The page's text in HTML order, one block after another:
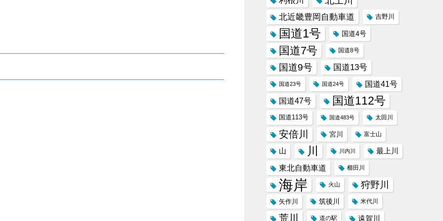
北近畿豊岡自動車道 吉野川
国道1号 国道4号
国道7号 国道8号
国道9号 国道13号
国道23号 国道24号 国道41号
国道47号 国道112号
国道113号 国道483号 太田川
安倍川 宮川 富士山
山 川 川内川 最上川
東北自動車道 櫛田川
海岸 火山 狩野川
矢作川 筑後川 米代川
荒川 道の駅 遠賀川